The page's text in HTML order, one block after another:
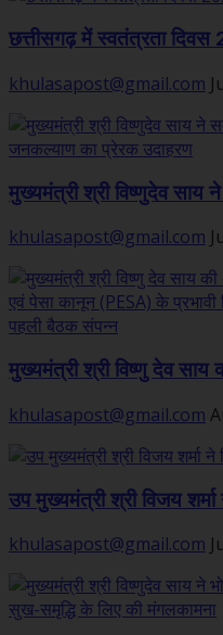
छत्तीसगढ़ में स्वतंत्रता दिवस
khulasapost@gmail.com
मुख्यमंत्री श्री विष्णुदेव साय
khulasapost@gmail.com
मुख्यमंत्री श्री विष्णु देव साय
khulasapost@gmail.com
उप मुख्यमंत्री श्री विजय
khulasapost@gmail.com